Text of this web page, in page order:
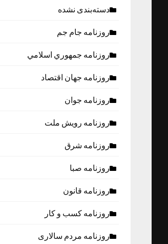
دسته‌بندی نشده
روزنامه جام جم
روزنامه جمهوري اسلامي
روزنامه جهان اقتصاد
روزنامه جوان
روزنامه رویش ملت
روزنامه شرق
روزنامه صبا
روزنامه قانون
روزنامه كسب و كار
روزنامه مردم سالاری